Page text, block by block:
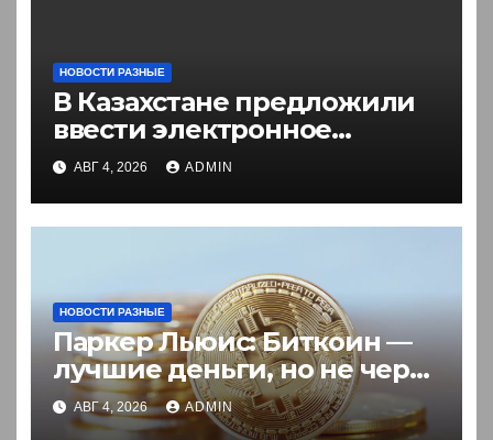
НОВОСТИ РАЗНЫЕ
В Казахстане предложили
ввести электронное
разрешение на въезд для
иностранцев
АВГ 4, 2026 ADMIN
НОВОСТИ РАЗНЫЕ
Паркер Льюис: Биткоин —
лучшие деньги, но не через
акции
АВГ 4, 2026 ADMIN